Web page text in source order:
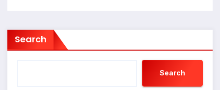
Search
Search